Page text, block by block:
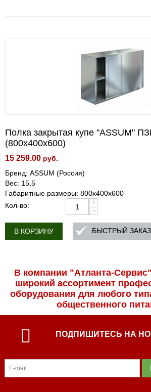
Полка закрытая купе "ASSUM"
(800х400х600)
15 259.00 руб.
Бренд: ASSUM (Россия)
Вес: 15,5
Габаритные размеры: 800х400х600
Кол-во:
+
−
В КОРЗИНУ БЫСТРЫЙ ЗАКАЗ
В компании "Атланта-
широкий ассортимент
оборудования для любого
общественного
ПОДПИШИТЕСЬ НА